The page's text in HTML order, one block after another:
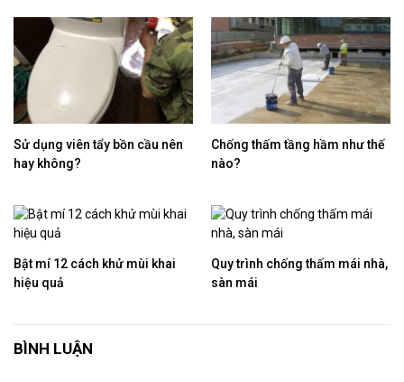
Sử dụng viên tẩy bồn cầu nên
hay không?
Chống thấm tầng hầm như thế
nào?
Bật mí 12 cách khử mùi khai
hiệu quả
Quy trình chống thấm mái nhà,
sàn mái
BÌNH LUẬN